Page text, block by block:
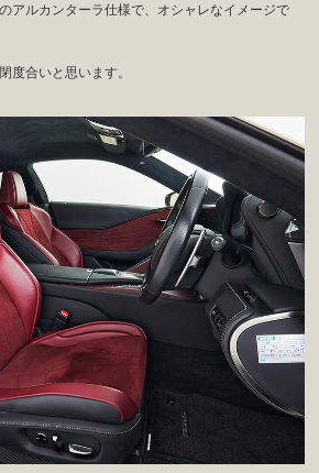
アルカンターラ仕様で、オシャレなイメージで
度合いと思います。